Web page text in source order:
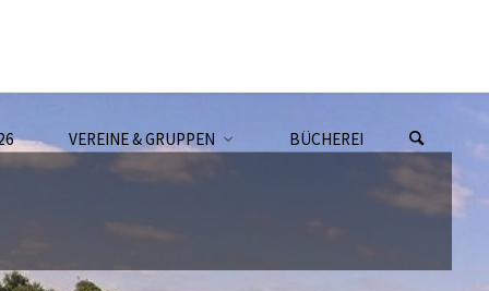
VEREINE & GRUPPEN BÜCHEREI